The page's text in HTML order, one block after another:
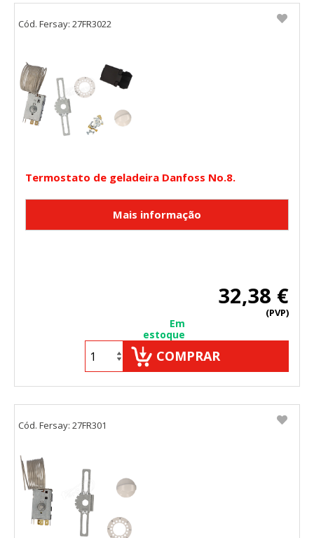
Termostato de geladeira Danfoss No.8.
32,38 €
(PVP)
Em
estoque
COMPRAR
Cód. Fersay: 27FR3022
Cód. Fersay: 27FR301